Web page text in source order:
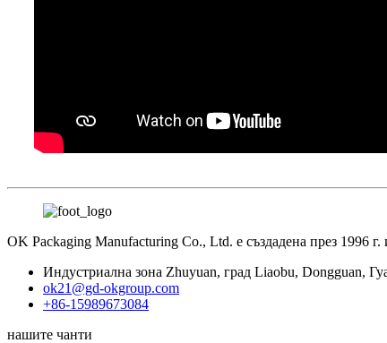
OK Packaging Manufacturing Co., Ltd. е създадена през 1996
Индустриална зона Zhuyuan, град Liaobu, Dongguan,
ok21@gd-okgroup.com
+86-15989673084
нашите чанти